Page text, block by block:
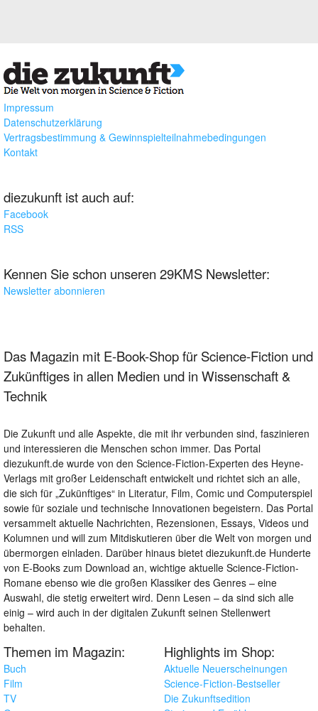
Impressum
Datenschutzerklärung
Vertragsbestimmung & Gewinnspielteilnahmebedingungen
Kontakt
diezukunft ist auch auf:
Facebook
RSS
Kennen Sie schon unseren 29KMS Newsletter:
Newsletter abonnieren
Das Magazin mit E-Book-Shop für Science-Fiction und
Zukünftiges in allen Medien und in Wissenschaft &
Technik
Die Zukunft und alle Aspekte, die mit ihr verbunden sind, faszinieren
und interessieren die Menschen schon immer. Das Portal
diezukunft.de wurde von den Science-Fiction-Experten des Heyne-
Verlags mit großer Leidenschaft entwickelt und richtet sich an alle,
die sich für „Zukünftiges“ in Literatur, Film, Comic und Computerspiel
sowie für soziale und technische Innovationen begeistern. Das Portal
versammelt aktuelle Nachrichten, Rezensionen, Essays, Videos und
Kolumnen und will zum Mitdiskutieren über die Welt von morgen und
übermorgen einladen. Darüber hinaus bietet diezukunft.de Hunderte
von E-Books zum Download an, wichtige aktuelle Science-Fiction-
Romane ebenso wie die großen Klassiker des Genres – eine
Auswahl, die stetig erweitert wird. Denn Lesen – da sind sich alle
einig – wird auch in der digitalen Zukunft seinen Stellenwert
behalten.
Themen im Magazin:
Buch
Film
TV
Highlights im Shop:
Aktuelle Neuerscheinungen
Science-Fiction-Bestseller
Die Zukunftsedition